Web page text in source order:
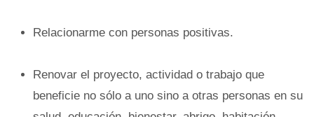
Relacionarme con personas positivas.
Renovar el proyecto, actividad o trabajo que
beneficie no sólo a uno sino a otras personas en su